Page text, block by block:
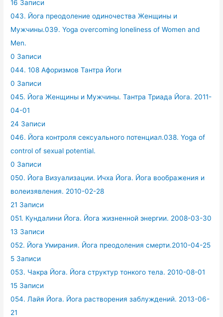
16 Записи
043. Йога преодоление одиночества Женщины и
Мужчины.039. Yoga overcoming loneliness of Women and
Men.
0 Записи
044. 108 Афоризмов Тантра Йоги
0 Записи
045. Йога Женщины и Мужчины. Тантра Триада Йога. 2011-
04-01
24 Записи
046. Йога контроля сексуального потенциал.038. Yoga of
control of sexual potential.
0 Записи
050. Йога Визуализации. Ичха Йога. Йога воображения и
волеизявления. 2010-02-28
21 Записи
051. Кундалини Йога. Йога жизненной энергии. 2008-03-30
13 Записи
052. Йога Умирания. Йога преодоления смерти.2010-04-25
5 Записи
053. Чакра Йога. Йога структур тонкого тела. 2010-08-01
15 Записи
054. Лайя Йога. Йога растворения заблуждений. 2013-06-
21